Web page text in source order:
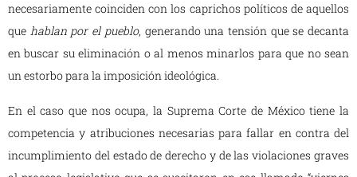
necesariamente coinciden con los caprichos políticos de aquellos
que hablan por el pueblo, generando una tensión que se decanta
en buscar su eliminación o al menos minarlos para que no sean
un estorbo para la imposición ideológica.
En el caso que nos ocupa, la Suprema Corte de México tiene la
competencia y atribuciones necesarias para fallar en contra del
incumplimiento del estado de derecho y de las violaciones graves